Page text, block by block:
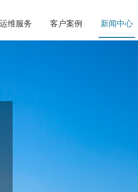
运维服务 客户案例 新闻中心